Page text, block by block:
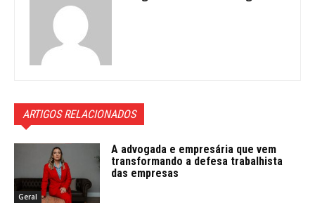
ARTIGOS RELACIONADOS
Geral
A advogada e empresária que vem
transformando a defesa trabalhista
das empresas